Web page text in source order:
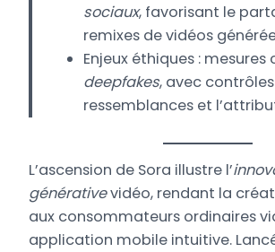
sociaux, favorisant le
remixes de vidéos
Enjeux éthiques : mesures
deepfakes, avec
ressemblances et
L’ascension de Sora illustre l’
générativevidéo, rendant la
aux consommateurs ordinaires
application mobile intuitive.